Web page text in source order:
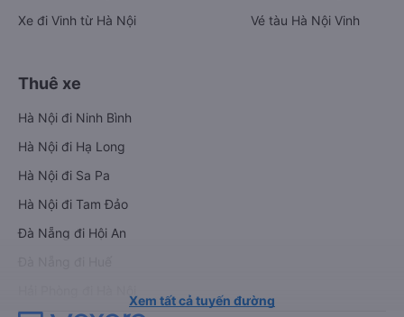
Xe đi Vinh từ Hà Nội
Vé tàu Hà Nội Vinh
Thuê xe
Hà Nội đi Ninh Bình
Hà Nội đi Hạ Long
Hà Nội đi Sa Pa
Hà Nội đi Tam Đảo
Đà Nẵng đi Hội An
Xem tất cả tuyến đường